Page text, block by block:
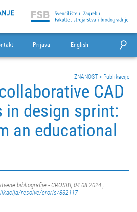
Prijava English
ZNANOST > Publikacije
CAD
in design sprint:
an educational
bibliografije - CROSBI, 04.08.2024.,
resolve/croris/832117